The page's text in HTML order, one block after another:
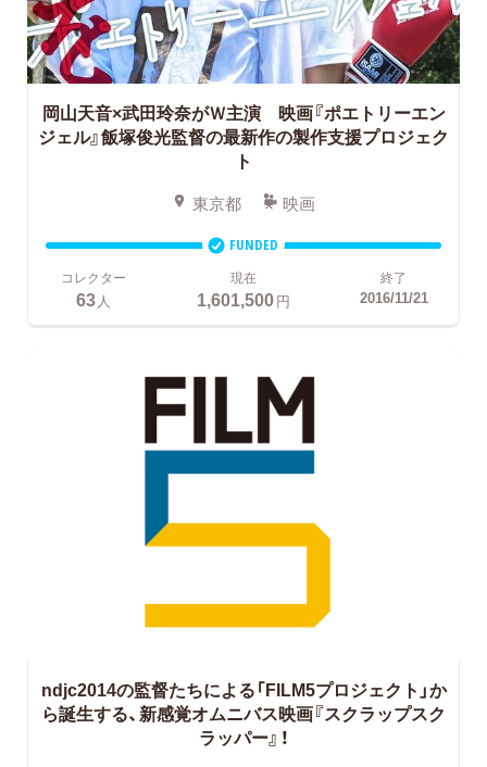
岡山天音×武田玲奈がＷ主演 映画『ポエトリーエン
ジェル』飯塚俊光監督の最新作の製作支援プロジェク
ト
東京都 映画
FUNDED
コレクター
63 人
現在
1,601,500円
終了
2016/11/21
ndjc2014の監督たちによる「FILM5プロジェクト」か
ら誕生する、新感覚オムニバス映画『スクラップスク
ラッパー』！